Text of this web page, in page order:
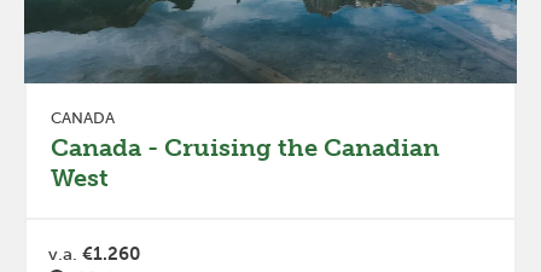
CANADA
Canada - Cruising the Canadian
West
v.a. €1.260